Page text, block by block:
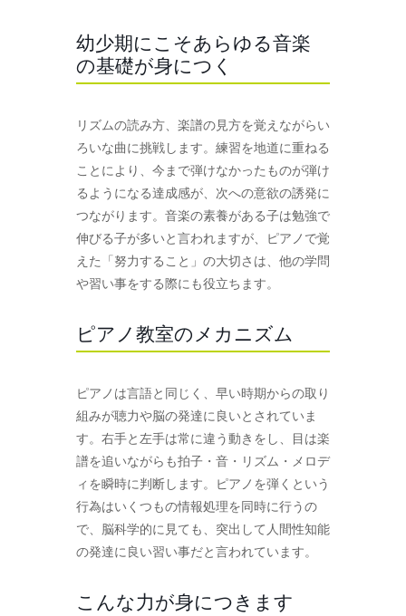
幼少期にこそあらゆる音楽
の基礎が身につく
リズムの読み方、楽譜の見方を覚えながらい
ろいな曲に挑戦します。練習を地道に重ねる
ことにより、今まで弾けなかったものが弾け
るようになる達成感が、次への意欲の誘発に
つながります。音楽の素養がある子は勉強で
伸びる子が多いと言われますが、ピアノで覚
えた「努力すること」の大切さは、他の学問
や習い事をする際にも役立ちます。
ピアノ教室のメカニズム
ピアノは言語と同じく、早い時期からの取り
組みが聴力や脳の発達に良いとされていま
す。右手と左手は常に違う動きをし、目は楽
譜を追いながらも拍子・音・リズム・メロデ
ィを瞬時に判断します。ピアノを弾くという
行為はいくつもの情報処理を同時に行うの
で、脳科学的に見ても、突出して人間性知能
の発達に良い習い事だと言われています。
こんな力が身につきます